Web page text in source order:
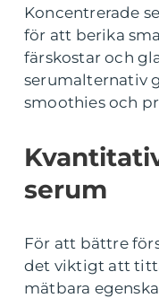
Koncentrerade
för att berika
färskostar och
serumalternativ
smoothies och
serum
För att bättre
det viktigt att
mätbara